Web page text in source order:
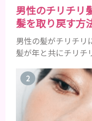
男性のチリチリ
髪を取り戻す方
男性の髪がチリチリ
髪が年と共にチリチ
にツヤがあった男
でペタンとするよ
ょう。特に大人の
以降の男性に悩ん